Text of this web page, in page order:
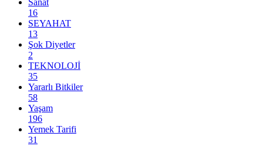
Sanat
16
SEYAHAT
13
Şok Diyetler
2
TEKNOLOJİ
35
Yararlı Bitkiler
58
Yaşam
196
Yemek Tarifi
31